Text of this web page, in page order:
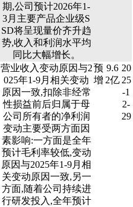
期,公司预计2026年1-
3月主要产品企业级S
SD将呈现量价齐升趋
势,收入和利润水平均
同比大幅增长。
营业收入变动原因与2
025年1-9月相关变动
原因一致,扣除非经常
性损益前后归属于母
公司所有者的净利润
变动主要受两方面因
素影响:一方面是全年
预计毛利率较低,变动
原因与2025年1-9月相
关变动原因一致,另一
方面,随着公司持续进
行研发投入,全年预计
预
增
9.6
2亿
20
25
-1
2-
29